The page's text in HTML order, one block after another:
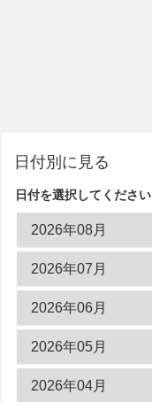
日付別に見る
日付を選択してください
2026年08月
2026年07月
2026年06月
2026年05月
2026年04月